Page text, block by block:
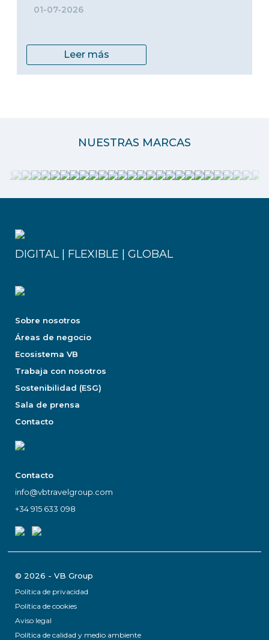
01-07-2026
Leer más
NUESTRAS MARCAS
DIGITAL | FLEXIBLE | GLOBAL
Sobre nosotros
Áreas de negocio
Ecosistema VB
Trabaja con nosotros
Sostenibilidad (ESG)
Sala de prensa
Contacto
Contacto
info@vbtravelgroup.com
+34 915 633 098
© 2026 - VB Group
Política de privacidad
Política de cookies
Aviso legal
Política de calidad y medio ambiente